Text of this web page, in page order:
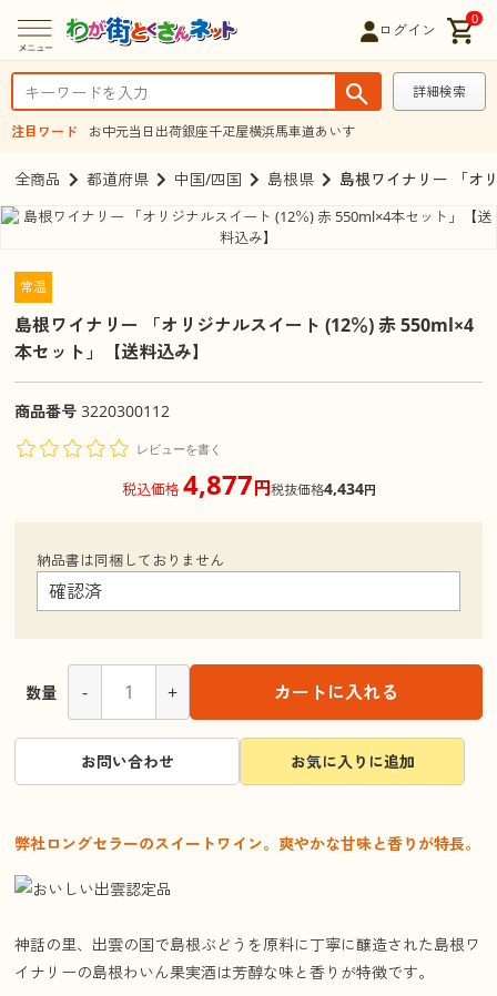
ログイン
0
詳細検索
注目ワード お中元当日出荷銀座千疋屋横浜馬車道あいす
全商品 都道府県 中国/四国 島根県 島根ワイナリー 「オ
常温
島根ワイナリー 「オリジナルスイート (12％) 赤 550ml×4
本セット」【送料込み】
商品番号 3220300112
レビューを書く
税込価格4,877円税抜価格4,434円
納品書は同梱しておりません
数量 - + カートに入れる
お問い合わせ お気に入りに追加
弊社ロングセラーのスイートワイン。爽やかな甘味と香りが特長。
神話の里、出雲の国で島根ぶどうを原料に丁寧に醸造された島根ワ
イナリーの島根わいん果実酒は芳醇な味と香りが特徴です。